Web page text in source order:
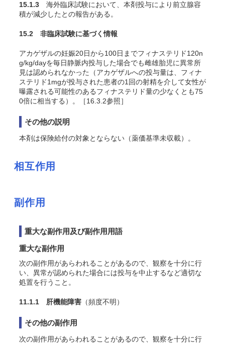
15.1.3 海外臨床試験において、本剤投与により前立腺容
積が減少したとの報告がある。
15.2 非臨床試験に基づく情報
アカゲザルの妊娠20日から100日までフィナステリド120n
g/kg/dayを毎日静脈内投与した場合でも雌雄胎児に異常所
見は認められなかった（アカゲザルへの投与量は、フィナ
ステリド1mgが投与された患者の1回の射精を介して女性が
曝露される可能性のあるフィナステリド量の少なくとも75
0倍に相当する）
。［16.3.2参照］
その他の説明
本剤は保険給付の対象とならない（薬価基準未収載）。
相互作用
副作用
重大な副作用及び副作用用語
重大な副作用
次の副作用があらわれることがあるので、観察を十分に行
い、異常が認められた場合には投与を中止するなど適切な
処置を行うこと。
11.1.1 肝機能障害 （頻度不明）
その他の副作用
次の副作用があらわれることがあるので、観察を十分に行